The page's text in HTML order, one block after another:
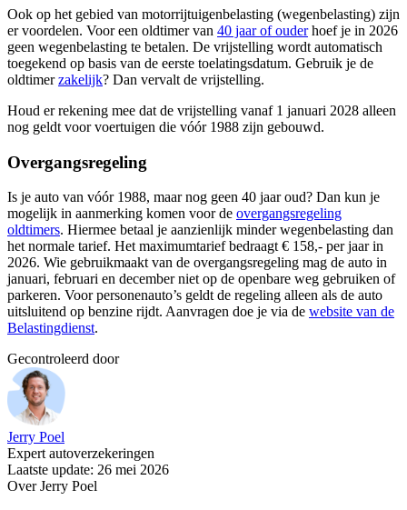
Ook op het gebied van motorrijtuigenbelasting (wegenbelasting) zijn
er voordelen. Voor een oldtimer van 40 jaar of ouderhoef je in 2026
geen wegenbelasting te betalen. De vrijstelling wordt automatisch
toegekend op basis van de eerste toelatingsdatum. Gebruik je de
oldtimerzakelijk? Dan vervalt de vrijstelling.
Houd er rekening mee dat de vrijstelling vanaf 1 januari 2028 alleen
nog geldt voor voertuigen die vóór 1988 zijn gebouwd.
Overgangsregeling
Is je auto van vóór 1988, maar nog geen 40 jaar oud? Dan kun je
mogelijk in aanmerking komen voor de overgangsregeling
oldtimers. Hiermee betaal je aanzienlijk minder wegenbelasting dan
het normale tarief. Het maximumtarief bedraagt € 158,- per jaar in
2026. Wie gebruikmaakt van de overgangsregeling mag de auto in
januari, februari en december niet op de openbare weg gebruiken of
parkeren. Voor personenauto’s geldt de regeling alleen als de auto
uitsluitend op benzine rijdt. Aanvragen doe je via de website van de
Belastingdienst.
Gecontroleerd door
Jerry Poel
Expert autoverzekeringen
Laatste update: 26 mei 2026
Over Jerry Poel